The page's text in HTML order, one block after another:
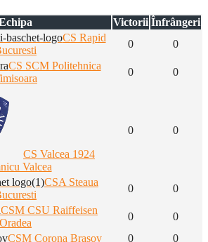
Victorii Înfrângeri
CS Rapid
0 0
CS SCM Politehnica
0 0
CS Valcea 1924
Valcea
0 0
CSA Steaua
0 0
CSM CSU Raiffeisen
Oradea
0
0
CSM Corona Brasov 0 0